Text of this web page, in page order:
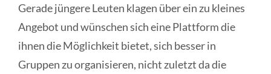
Gerade jüngere Leuten klagen über ein zu kleines
Angebot und wünschen sich eine Plattform die
ihnen die Möglichkeit bietet, sich besser in
Gruppen zu organisieren, nicht zuletzt da die